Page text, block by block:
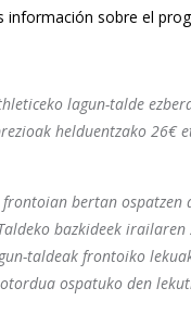
información sobre el
lagun-talde
helduentzako 26€
frontoian bertan
bazkideek
taldeak frontoiko
ospatuko den